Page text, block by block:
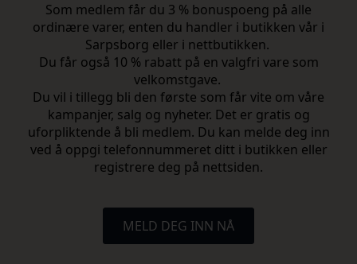
Som medlem får du 3 % bonuspoeng på alle
ordinære varer, enten du handler i butikken vår i
Sarpsborg eller i nettbutikken.
Du får også 10 % rabatt på en valgfri vare som
velkomstgave.
Du vil i tillegg bli den første som får vite om våre
kampanjer, salg og nyheter. Det er gratis og
uforpliktende å bli medlem. Du kan melde deg inn
ved å oppgi telefonnummeret ditt i butikken eller
registrere deg på nettsiden.
MELD DEG INN NÅ